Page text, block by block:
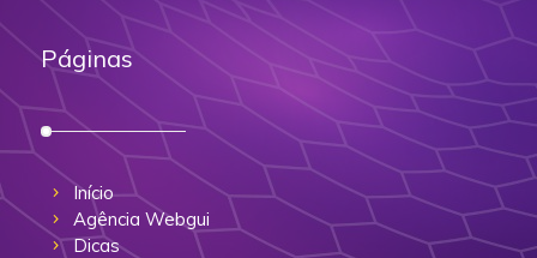
Páginas
Início
Agência Webgui
Dicas